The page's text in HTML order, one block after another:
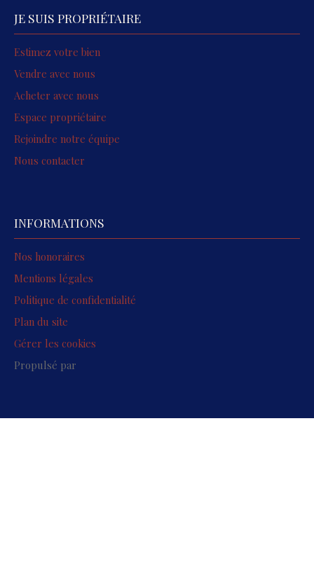
JE SUIS PROPRIÉTAIRE
Estimez votre bien
Vendre avec nous
Acheter avec nous
Espace propriétaire
Rejoindre notre équipe
Nous contacter
INFORMATIONS
Nos honoraires
Mentions légales
Politique de confidentialité
Plan du site
Gérer les cookies
Propulsé par